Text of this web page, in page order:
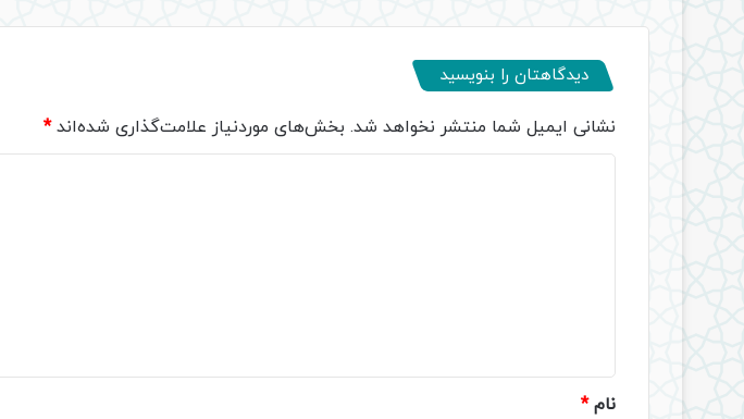
دیدگاهتان را بنویسید
نشانی ایمیل شما منتشر نخواهد شد. بخش‌های موردنیاز علامت‌گذاری شده‌اند*
نام*